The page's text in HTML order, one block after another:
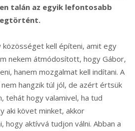
talán az egyik lefontosabb
közösséget kell építeni, amit egy
nekem átmódosított, hogy Gábor,
hanem mozgalmat kell indítani. A
hangzik túl jól, de azért értsük
tehát hogy valamivel, ha tud
aki követ minket, akkor
aktívvá tudjon válni. Abban a